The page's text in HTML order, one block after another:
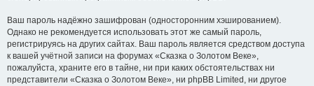
Ваш пароль надёжно зашифрован (односторонним хэшированием).
Однако не рекомендуется использовать этот же самый пароль,
регистрируясь на других сайтах. Ваш пароль является средством доступа
к вашей учётной записи на форумах «Сказка о Золотом Веке»,
пожалуйста, храните его в тайне, ни при каких обстоятельствах ни
представители «Сказка о Золотом Веке», ни phpBB Limited, ни другое